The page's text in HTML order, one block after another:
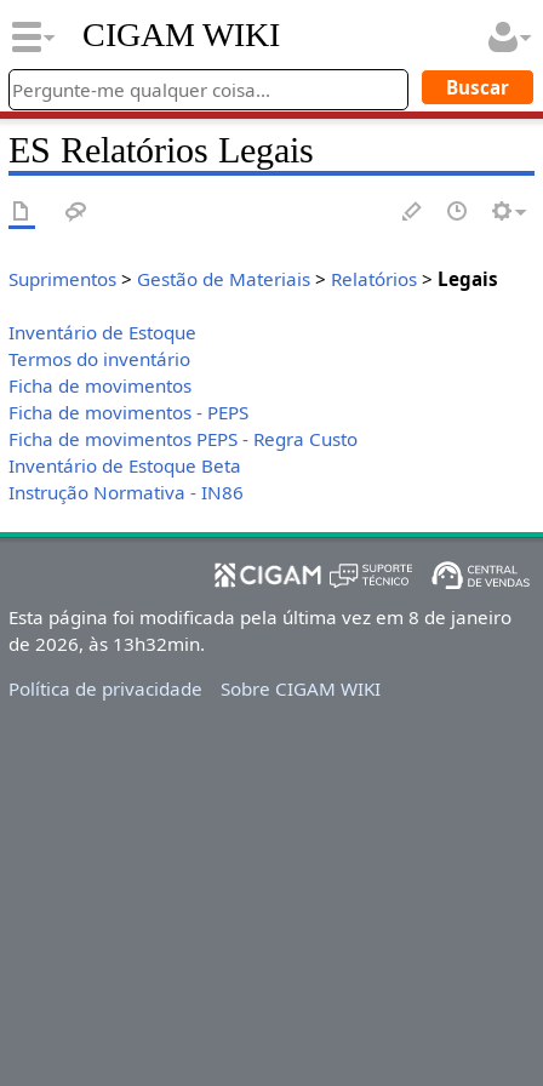
CIGAM WIKI
ES Relatórios Legais
Suprimentos> Gestão de Materiais> Relatórios> Legais
Inventário de Estoque
Termos do inventário
Ficha de movimentos
Ficha de movimentos - PEPS
Ficha de movimentos PEPS - Regra Custo
Inventário de Estoque Beta
Instrução Normativa - IN86
Esta página foi modificada pela última vez em 8 de janeiro
de 2026, às 13h32min.
Política de privacidade
Sobre CIGAM WIKI